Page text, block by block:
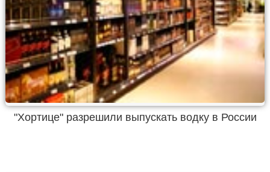
"Хортице" разрешили выпускать водку в России